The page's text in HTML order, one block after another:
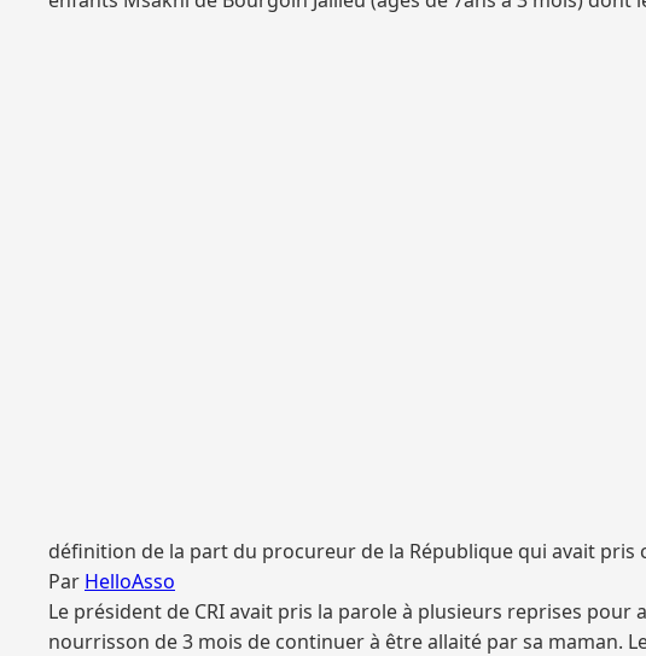
définition de la part du procureur de la République qui avait pris
Par HelloAsso
Le président de CRI avait pris la parole à plusieurs reprises
nourrisson de 3 mois de continuer à être allaité par sa maman.